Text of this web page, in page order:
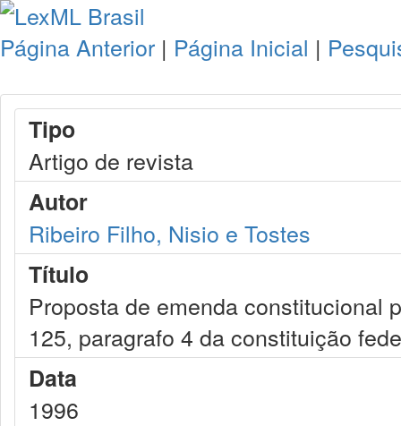
Página Anterior | Página Inicial |
Tipo
Artigo de revista
Autor
Ribeiro Filho, Nisio e Tostes
Título
Proposta de emenda constitucional
125, paragrafo 4 da constituição
Data
1996